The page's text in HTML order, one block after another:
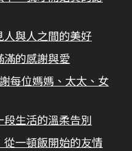
人與人之間的美好
滿的感謝與愛
每位媽媽、太太、女
生活的溫柔告別
從一頓飯開始的友情